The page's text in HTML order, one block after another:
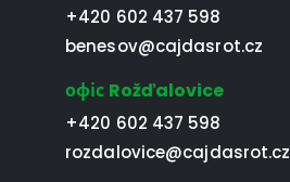
+420 602 437 598
benesov@cajdasrot.cz
офіс Rožďalovice
+420 602 437 598
rozdalovice@cajdasrot.cz